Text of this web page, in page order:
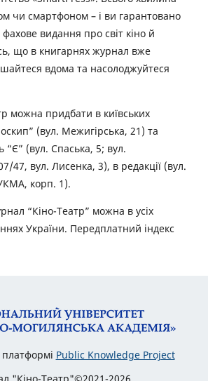
чи смартфоном – і ви гарантовано
видання про світ кіно й
що в книгарнях журнал вже
вдома та насолоджуйтеся
можна придбати в київських
(вул. Межигірська, 21) та
“Є” (вул. Спаська, 5; вул.
47, вул. Лисенка, 3), в редакції (вул.
корп. 1).
“Кіно-Театр” можна в усіх
України. Передплатний індекс
Public Knowledge Project